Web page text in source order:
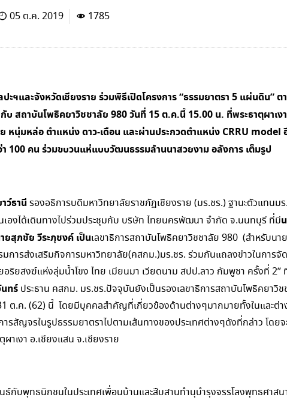
05 ต.ค. 2019 1785
ะฯและจังหวัดเชียงราย ร่วมพิธีเปิดโครงการ “ธรรมยาตรา 5 แผ่นดิน”
บ สถาบันโพธิคยาวิชชาลัย 980 วันที่ 15 ต.ค.นี้ 15.00 น. ที่พระธาตุผาเง
หนุ่มหล่อ ตำแหน่ง ดาว-เดือน และผ่านประกวดตำแหน่ง CRRU model
100 คน ร่วมขบวนแห่แบบวัฒนธรรมล้านนาสวยงาม อลังการ เต็มรูป
ธานี รองอธิการบดีมหาวิทยาลัยราชภัฏเชียงราย (มร.ชร.) ฐานะตัวแทนมร
องได้เดินทางไปร่วมประชุมกับ บริษัท ไทยนครพัฒนา จำกัด จ.นนทบุรี ที่มี
ยสุภชัย วีระภุชงค์ เป็นเลขาธิการสถาบันโพธิคยาวิชชาลัย 980 (สำหรับนา
รส่งเสริมกิจการมหาวิทยาลัย(คสกม.)มร.ชร. ร่วมกันแถลงข่าวในการจัด
ริยสงฆ์แห่งลุ่มน้ำโขง ไทย เมียนมา เวียดนาม สปป.ลาว กัมพูชา ครั้งที่ 2”
ทร์ ประธาน คสกม. มร.ชร.ปัจจุบันยังเป็นรองเลขาธิการสถาบันโพธิคยาวิ
ต.ค. (62) นี้ โดยมีบุคคลสำคัญที่เกี่ยวข้องด้านต่างๆมากมายทั้งในและต่า
ารสัญจรในรูปธรรมยาตราไปตามเส้นทางของประเทศต่างๆดังที่กล่าว โดย
าเงา อ.เชียงแสน จ.เชียงราย
ธ์กับพุทธนิกชนในประเทศเพื่อนบ้านและสืบสานทำนุบำรุงจรรโลงพุทธศาส